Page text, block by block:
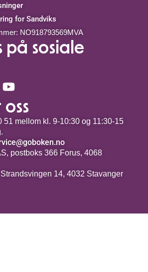
for Sandviks
NO918793569MVA
på sosiale
oss
51 mellom kl. 9-10:30 og 11:30-15
postboks 366 Forus, 4068
14, 4032 Stavanger